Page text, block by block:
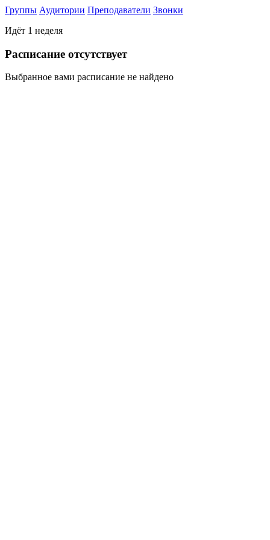
Группы Аудитории Преподаватели Звонки
Идёт 1 неделя
Раcписание отсутствует
Выбранное вами расписание не найдено